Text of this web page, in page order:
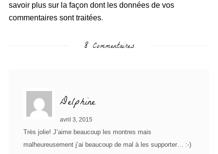
savoir plus sur la façon dont les données de vos
commentaires sont traitées.
8 Commentaires
Delphine
avril 3, 2015
Très jolie! J’aime beaucoup les montres mais
malheureusement j’ai beaucoup de mal à les supporter… :-)